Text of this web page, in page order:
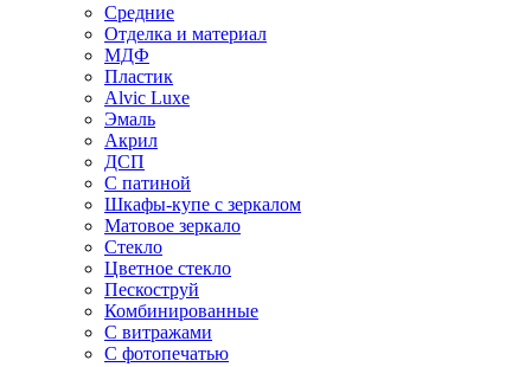
Средние
Отделка и материал
МДФ
Пластик
Alvic Luxe
Эмаль
Акрил
ДСП
С патиной
Шкафы-купе с зеркалом
Матовое зеркало
Стекло
Цветное стекло
Пескоструй
Комбинированные
С витражами
С фотопечатью